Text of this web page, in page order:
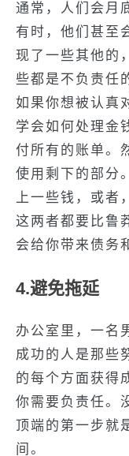
通常，人们会月
有时，他们甚至
现了一些其他的
些都是不负责任
如果你想被认真
学会如何处理金
付所有的账单。
使用剩下的部分
上一些钱，或者
这两者都要比鲁
会给你带来债务
4.避免拖延
办公室里，一名
成功的人是那些
的每个方面获得
你需要负责任。
顶端的第一步就
间。